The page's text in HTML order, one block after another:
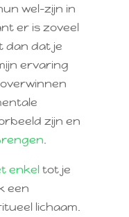
wel-zijn in
er is zoveel
dan dat je
ervaring
zijn en
.
enkeltot je
een
lichaam.